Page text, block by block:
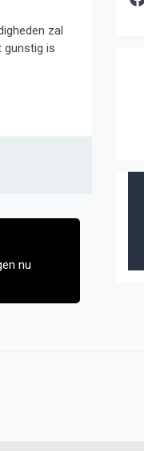
zal
gunstig is
nu